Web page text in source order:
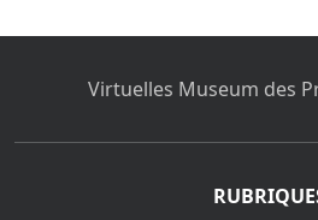
Virtuelles Museum des